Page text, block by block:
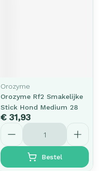
Orozyme
Orozyme Rf2 Smakelijke
Stick Hond Medium 28
€ 31,93
Aantal
Bestel